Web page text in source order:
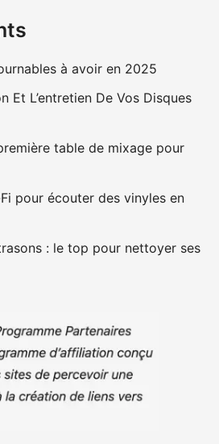
à avoir en 2025
Et L’entretien De Vos Disques
table de mixage pour
pour écouter des vinyles en
: le top pour nettoyer ses